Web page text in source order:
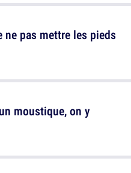
pas mettre les pieds
moustique, on y